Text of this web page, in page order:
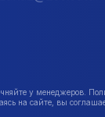
у менеджеров.
на сайте, вы